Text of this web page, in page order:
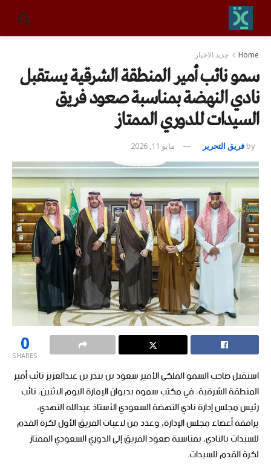
Home جديد الاخبار
سمو نائب أمير المنطقة الشرقية يستقبل
نادي النهضة بمناسبة صعود فريق
السيدات للدوري الممتاز
by فريق التحرير مايو 11, 2026
0
SHARES
استقبل صاحب السمو الملكي الأمير سعود بن بندر بن عبدالعزيز نائب أمير
المنطقة الشرقية، في مكتب سموه بديوان الإمارة اليوم الاثنين، نائب
رئيس مجلس إدارة نادي النهضة السعودي الأستاذ عبدالله النهدي،
يرافقه أعضاء مجلس الإدارة، وعدد من لاعبات الفريق الأول لكرة القدم
للسيدات بالنادي، بمناسبة صعود الفريق إلى الدوري السعودي الممتاز
لكرة القدم للسيدات.